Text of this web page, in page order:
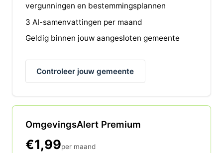
vergunningen en bestemmingsplannen
3 AI-samenvattingen per maand
Geldig binnen jouw aangesloten gemeente
Controleer jouw gemeente
OmgevingsAlert Premium
€1,99per maand